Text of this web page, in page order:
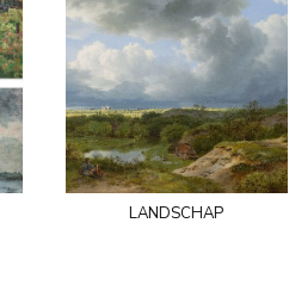
landschap